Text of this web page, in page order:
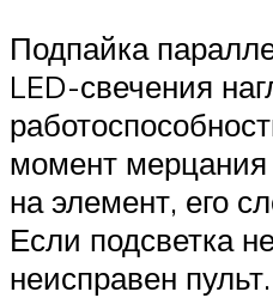
Подпайка
LED-свечения
момент мерцания
на элемент, его
Если подсветка
неисправен пульт.